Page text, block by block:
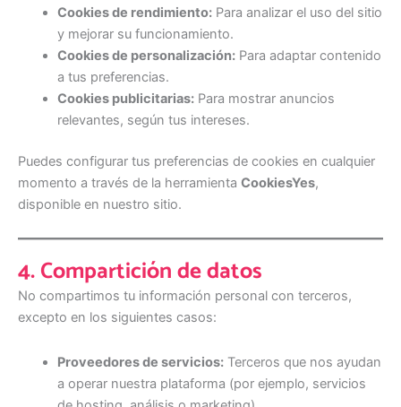
Cookies de rendimiento:Para analizar el uso del sitio
y mejorar su funcionamiento.
Cookies de personalización:Para adaptar contenido
a tus preferencias.
Cookies publicitarias:Para mostrar anuncios
relevantes, según tus intereses.
Puedes configurar tus preferencias de cookies en cualquier
momento a través de la herramienta CookiesYes,
disponible en nuestro sitio.
4. Compartición de datos
No compartimos tu información personal con terceros,
excepto en los siguientes casos:
Proveedores de servicios:Terceros que nos ayudan
a operar nuestra plataforma (por ejemplo, servicios